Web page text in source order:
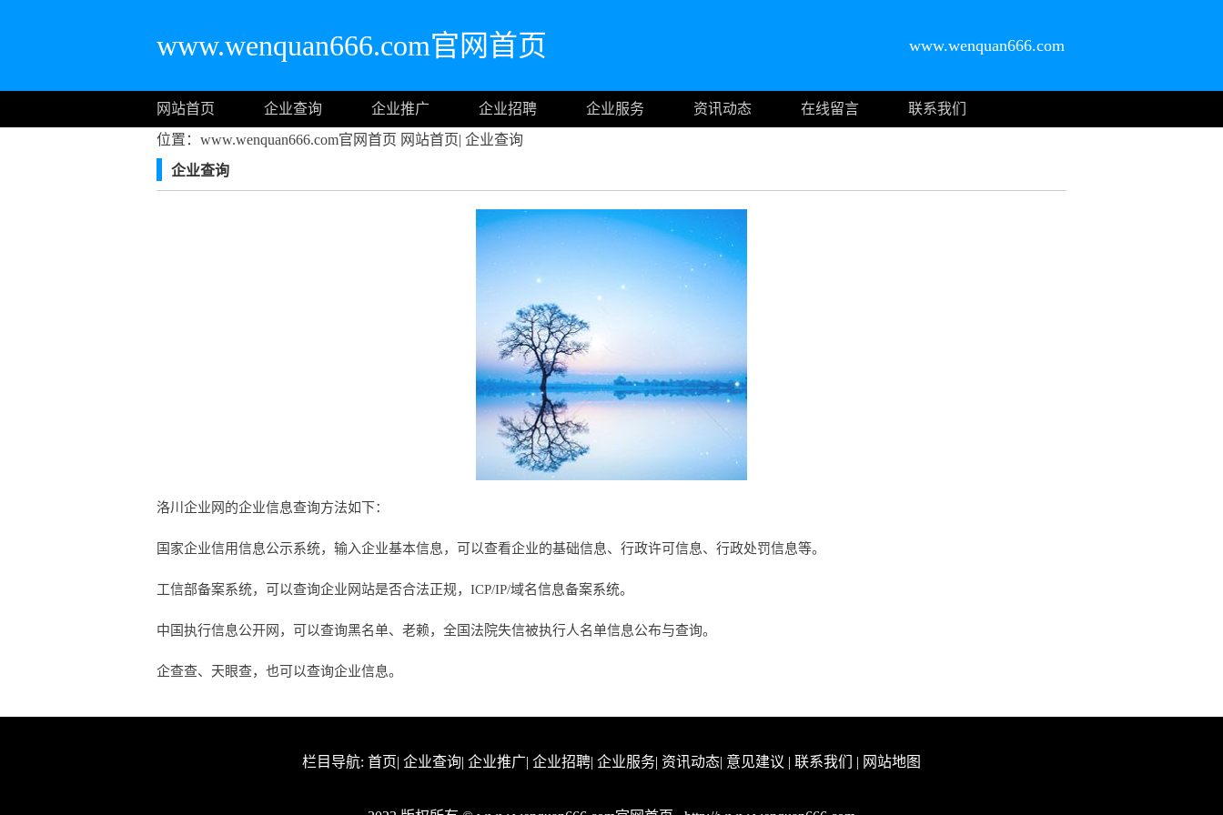
www.wenquan666.com官网首页 www.wenquan666.com
网站首页 企业查询 企业推广 企业招聘 企业服务 资讯动态 在线留言
联系我们
位置：www.wenquan666.com官网首页 网站首页| 企业查询
企业查询
洛川企业网的企业信息查询方法如下：
国家企业信用信息公示系统，输入企业基本信息，可以查看企业的基础信息、行政许可信息、行政处罚信息等。
工信部备案系统，可以查询企业网站是否合法正规，ICP/IP/域名信息备案系统。
中国执行信息公开网，可以查询黑名单、老赖，全国法院失信被执行人名单信息公布与查询。
企查查、天眼查，也可以查询企业信息。
栏目导航: 首页| 企业查询| 企业推广| 企业招聘| 企业服务| 资讯动态| 意见建议 | 联系我们 | 网站地图